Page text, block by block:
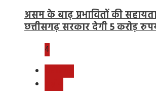
असम के बाढ़ प्रभावितों की
छत्तीसगढ़ सरकार देगी 5 करोड़
4